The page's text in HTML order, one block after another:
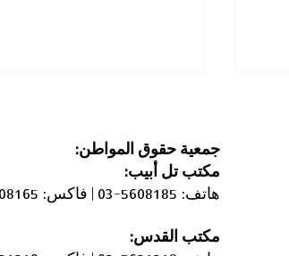
أوقفوا التطهير العرقي
جمعية حقوق المواطن:
مكتبتل أبيب:
هاتف: 5608185-03 |
فاكس: 5608165-03
مكتب القدس: